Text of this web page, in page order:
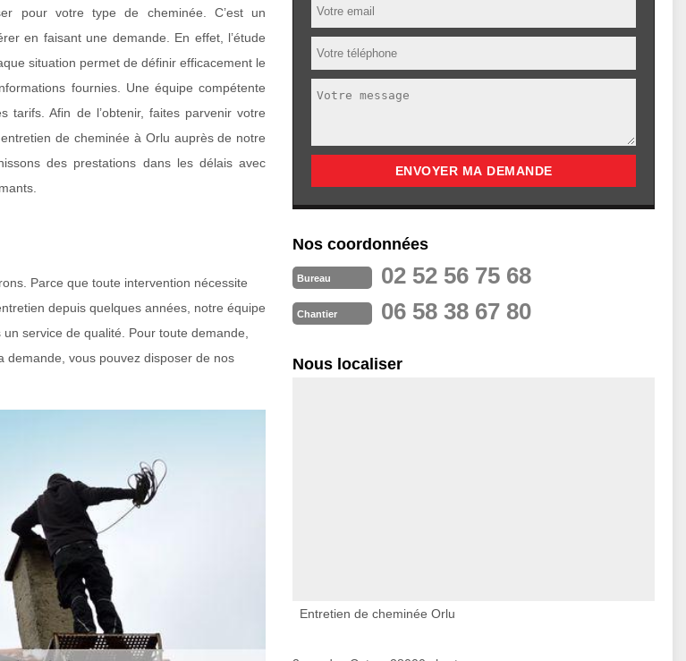
pour votre type de cheminée. C’est un
en faisant une demande. En effet, l’étude
situation permet de définir efficacement le
fournies. Une équipe compétente
tarifs. Afin de l’obtenir, faites parvenir votre
de cheminée à Orlu auprès de notre
des prestations dans les délais avec
Parce que toute intervention nécessite
depuis quelques années, notre équipe
service de qualité. Pour toute demande,
demande, vous pouvez disposer de nos
Nos coordonnées
Bureau 02 52 56 75 68
Chantier 06 58 38 67 80
Nous localiser
Entretien de cheminée Orlu